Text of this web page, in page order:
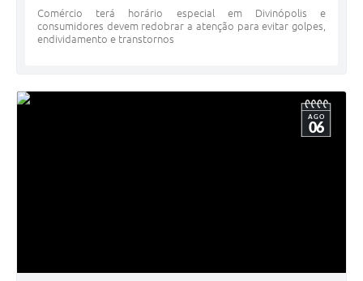
Comércio terá horário especial em Divinópolis e
consumidores devem redobrar a atenção para evitar golpes,
endividamento e transtornos
AGO
06